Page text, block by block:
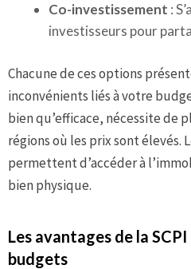
Co-investissement :
investisseurs pour
Chacune de ces options
inconvénients liés à votre
bien qu’efficace, nécessite de
régions où les prix sont élevés.
permettent d’accéder à
bien physique.
Les avantages de la
budgets